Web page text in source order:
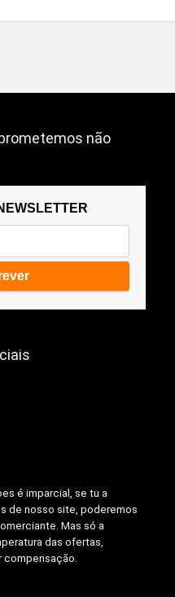
não
é imparcial, se tu a
de nosso site, poderemos
Mas só a
das ofertas,